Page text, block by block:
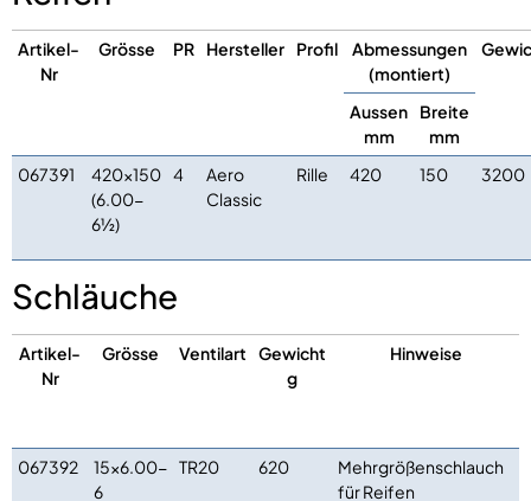
Artikel-
Nr
Grösse PR Hersteller Profil
Abmessungen
(montiert)
Aussen
mm
Breite
mm
067391
420×150
(6.00-
6½)
4
Aero
Classic
Rille 420 150 3200
Schläuche
Artikel-
Nr
Grösse Ventilart
Gewicht
g
Hinweise
067392
15×6.00-
6
TR20 620
Mehrgrößenschlauch
für Reifen